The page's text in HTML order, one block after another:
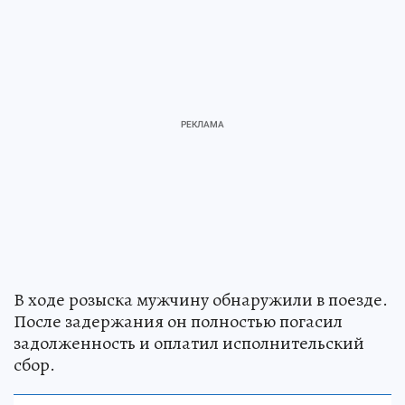
В ходе розыска мужчину обнаружили в поезде.
После задержания он полностью погасил
задолженность и оплатил исполнительский
сбор.